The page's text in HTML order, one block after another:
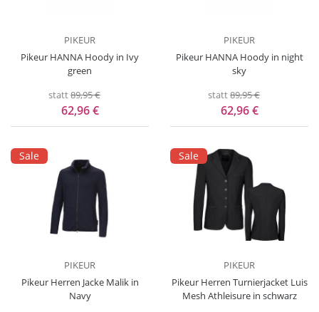
PIKEUR
Pikeur HANNA Hoody in Ivy
green
statt89,95 €
62,96 €
PIKEUR
Pikeur HANNA Hoody in night
sky
statt89,95 €
62,96 €
Sale
PIKEUR
Pikeur Herren Jacke Malik in
Navy
Sale
PIKEUR
Pikeur Herren Turnierjacket Luis
Mesh Athleisure in schwarz